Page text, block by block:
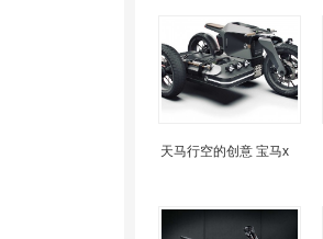
天马行空的创意 宝马x